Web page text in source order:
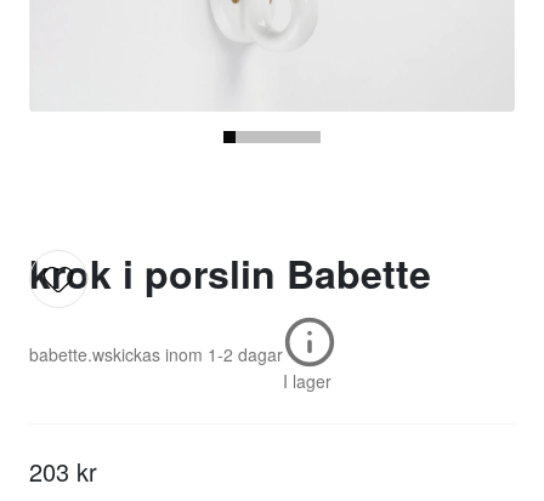
krok i porslin Babette
babette.wskickas inom 1-2 dagar
I lager
203 kr